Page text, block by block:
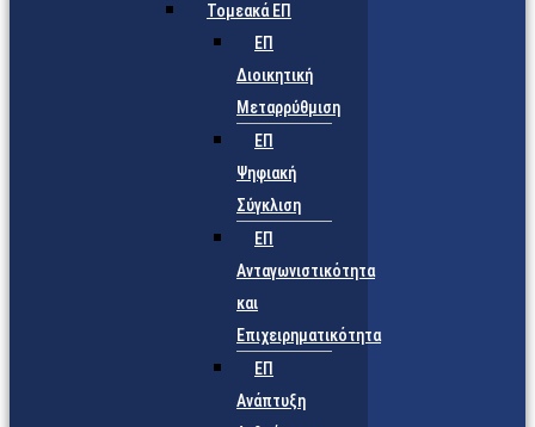
Τομεακά ΕΠ
ΕΠ
Διοικητική
Μεταρρύθμιση
ΕΠ
Ψηφιακή
Σύγκλιση
ΕΠ
Ανταγωνιστικότητα
και
Επιχειρηματικότητα
ΕΠ
Ανάπτυξη